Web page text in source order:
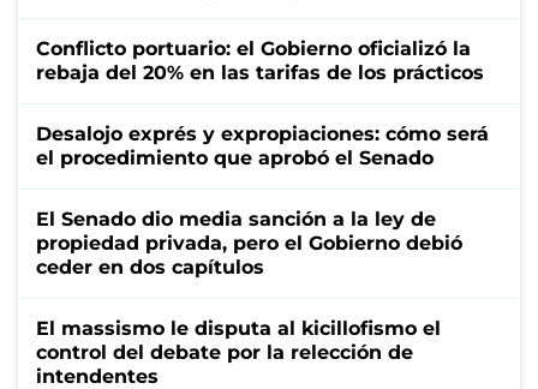
Conflicto portuario: el Gobierno oficializó la
rebaja del 20% en las tarifas de los prácticos
Desalojo exprés y expropiaciones: cómo será
el procedimiento que aprobó el Senado
El Senado dio media sanción a la ley de
propiedad privada, pero el Gobierno debió
ceder en dos capítulos
El massismo le disputa al kicillofismo el
control del debate por la relección de
intendentes